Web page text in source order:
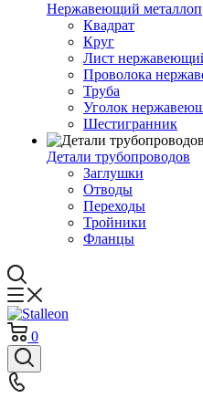
Нержавеющий
Квадрат
Круг
Лист
Проволока
Труба
Уголок
Шестигранник
Детали трубопроводов
Заглушки
Отводы
Переходы
Тройники
Фланцы
0